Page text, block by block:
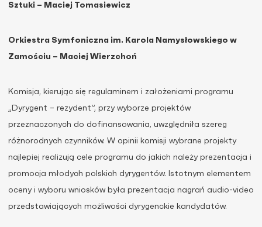
Sztuki – Maciej Tomasiewicz
Orkiestra Symfoniczna im. Karola Namysłowskiego w
Zamościu – Maciej Wierzchoń
Komisja, kierując się regulaminem i założeniami programu
„Dyrygent – rezydent”, przy wyborze projektów
przeznaczonych do dofinansowania, uwzględniła szereg
różnorodnych czynników. W opinii komisji wybrane projekty
najlepiej realizują cele programu do jakich należy prezentacja i
promocja młodych polskich dyrygentów. Istotnym elementem
oceny i wyboru wniosków była prezentacja nagrań audio-video
przedstawiających możliwości dyrygenckie kandydatów.